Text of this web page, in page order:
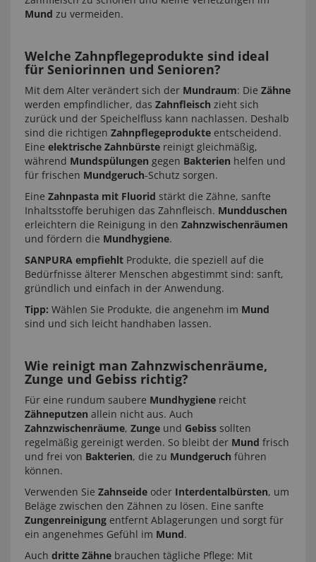
Mund zu vermeiden.
Welche Zahnpflegeprodukte sind ideal
für Seniorinnen und Senioren?
Mit dem Alter verändert sich der Mundraum: Die Zähne
werden empfindlicher, das Zahnfleisch zieht sich
zurück und der Speichelfluss kann nachlassen. Deshalb
sind die richtigen Zahnpflegeprodukte entscheidend.
Eine elektrische Zahnbürste reinigt gleichmäßig,
während Mundspülungen gegen Bakterien helfen und
für frischen Mundgeruch-Schutz sorgen.
Eine Zahnpasta mit Fluorid stärkt die Zähne, sanfte
Inhaltsstoffe beruhigen das Zahnfleisch. Mundduschen
erleichtern die Reinigung in den Zahnzwischenräumen
und fördern die Mundhygiene.
SANPURA empfiehlt Produkte, die speziell auf die
Bedürfnisse älterer Menschen abgestimmt sind: sanft,
gründlich und einfach in der Anwendung.
Tipp: Wählen Sie Produkte, die angenehm im Mund
sind und sich leicht handhaben lassen.
Wie reinigt man Zahnzwischenräume,
Zunge und Gebiss richtig?
Für eine rundum saubere Mundhygiene reicht
Zähneputzen allein nicht aus. Auch
Zahnzwischenräume, Zunge und Gebiss sollten
regelmäßig gereinigt werden. So bleibt der Mund frisch
und frei von Bakterien, die zu Mundgeruch führen
können.
Verwenden Sie Zahnseide oder Interdentalbürsten, um
Beläge zwischen den Zähnen zu lösen. Eine sanfte
Zungenreinigung entfernt Ablagerungen und sorgt für
ein angenehmes Gefühl im Mund.
Auch dritte Zähne brauchen tägliche Pflege: Mit